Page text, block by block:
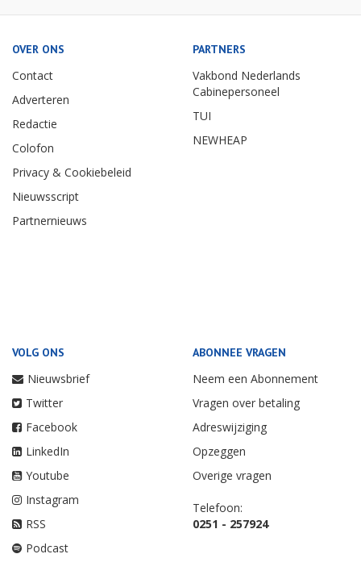
OVER ONS
Contact
Adverteren
Redactie
Colofon
Privacy & Cookiebeleid
Nieuwsscript
Partnernieuws
PARTNERS
Vakbond Nederlands
Cabinepersoneel
TUI
NEWHEAP
VOLG ONS
Nieuwsbrief
Twitter
Facebook
LinkedIn
Youtube
Instagram
RSS
Podcast
ABONNEE VRAGEN
Neem een Abonnement
Vragen over betaling
Adreswijziging
Opzeggen
Overige vragen
Telefoon:
0251 - 257924